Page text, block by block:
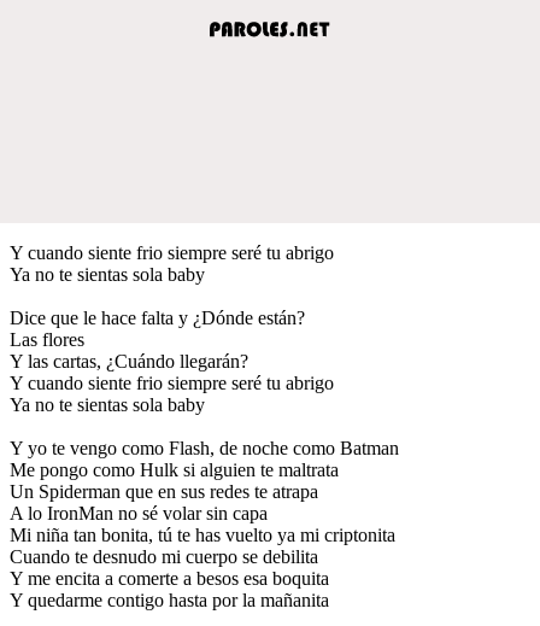
Y cuando siente frio siempre seré tu abrigo
Ya no te sientas sola baby
Dice que le hace falta y ¿Dónde están?
Las flores
Y las cartas, ¿Cuándo llegarán?
Y cuando siente frio siempre seré tu abrigo
Ya no te sientas sola baby
Y yo te vengo como Flash, de noche como Batman
Me pongo como Hulk si alguien te maltrata
Un Spiderman que en sus redes te atrapa
A lo IronMan no sé volar sin capa
Mi niña tan bonita, tú te has vuelto ya mi criptonita
Cuando te desnudo mi cuerpo se debilita
Y me encita a comerte a besos esa boquita
Y quedarme contigo hasta por la mañanita